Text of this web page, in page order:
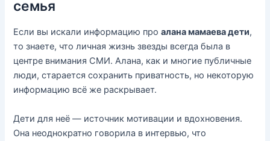
семья
Если вы искали информацию проалана мамаева дети,
то знаете, что личная жизнь звезды всегда была в
центре внимания СМИ. Алана, как и многие публичные
люди, старается сохранить приватность, но некоторую
информацию всё же раскрывает.
Дети для неё — источник мотивации и вдохновения.
Она неоднократно говорила в интервью, что